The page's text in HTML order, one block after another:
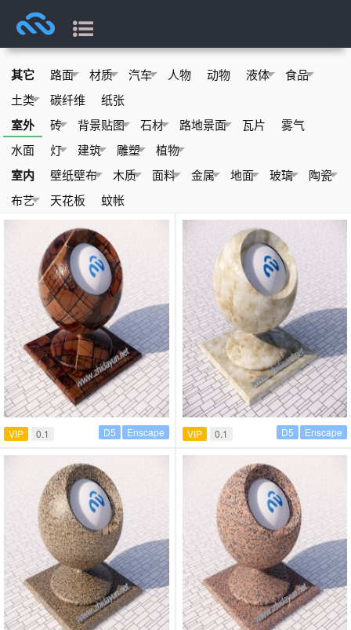
其它 路面 材质 汽车 人物 动物 液体
食品
土类
碳纤维 纸张
室外 砖 背景贴图 石材 路地景面 瓦片
雾气
水面
灯 建筑 雕塑 植物
室内 壁纸壁布 木质 面料 金属 地面 玻璃
陶瓷
布艺
天花板 蚊帐
VIP 0.1 Enscape
D5 VIP 0.1 Enscape
D5